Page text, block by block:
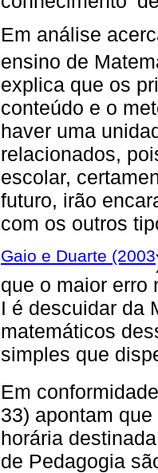
Em análise
ensino de
explica que os
conteúdo e o
haver uma
relacionados,
escolar,
futuro, irão
com os outros
Gaio e Duarte (2003
que o maior erro
I é descuidar da
matemáticos
simples que
Em
33) apontam
horária
de Pedagogia